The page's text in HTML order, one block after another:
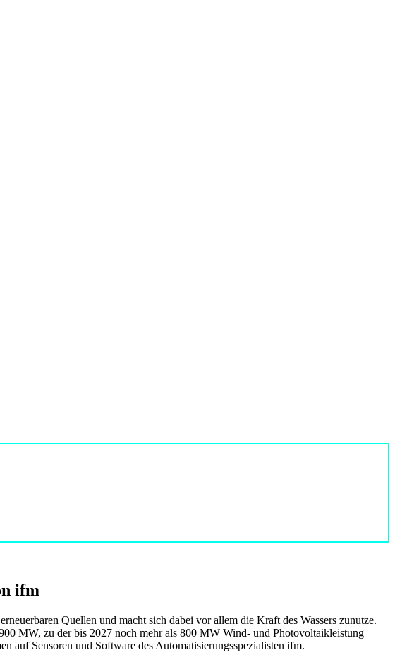
ifm
Quellen und macht sich dabei vor allem die Kraft des Wassers zunutze.
MW, zu der bis 2027 noch mehr als 800 MW Wind- und Photovoltaikleistung
auf Sensoren und Software des Automatisierungsspezialisten ifm.